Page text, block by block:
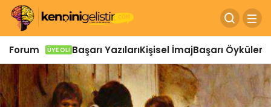
Forum ÜYE OL! Başarı YazılarıKişisel İmajBaşarı Öyküleri